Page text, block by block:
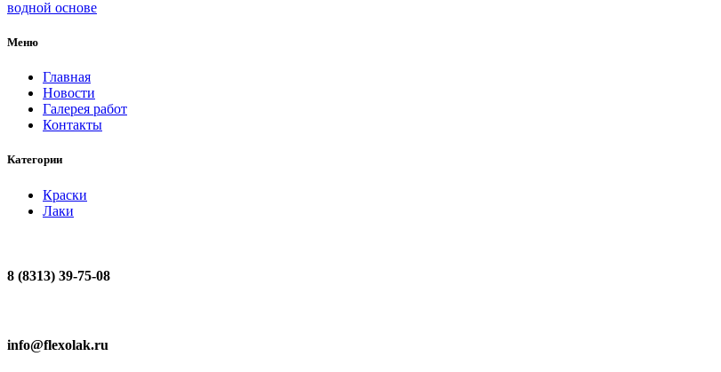
Меню
Главная
Новости
Галерея работ
Контакты
Категории
Краски
Лаки
8 (8313) 39-75-08
info@flexolak.ru